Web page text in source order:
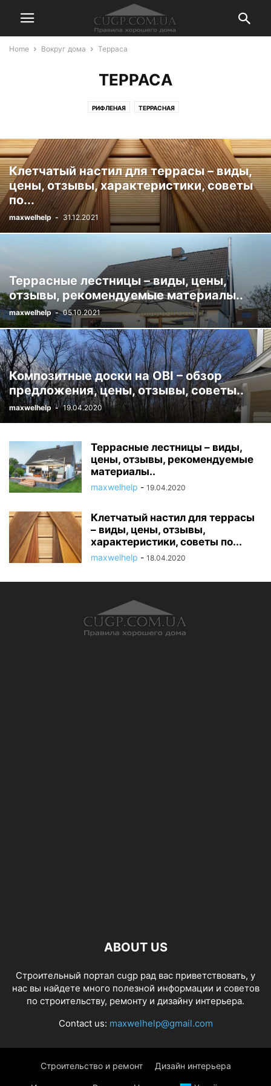
Home Вокруг дома Терраса
ТЕРРАСА
РИФЛЕНАЯ ТЕРРАСНАЯ
Клетчатый настил для террасы – виды,
цены, отзывы, характеристики, советы
по...
maxwelhelp - 31.12.2021
Террасные лестницы – виды, цены,
отзывы, рекомендуемые материалы..
maxwelhelp - 05.10.2021
Композитные доски на OBI – обзор
предложения, цены, отзывы, советы..
maxwelhelp - 19.04.2020
Террасные лестницы – виды,
цены, отзывы, рекомендуемые
материалы..
maxwelhelp - 19.04.2020
Клетчатый настил для террасы
– виды, цены, отзывы,
характеристики, советы по...
maxwelhelp - 18.04.2020
ABOUT US
Строительный портал cugp рад вас приветствовать, у
нас вы найдете много полезной информации и советов
по строительству, ремонту и дизайну интерьера.
Contact us: maxwelhelp@gmail.com
Строительство и ремонт Дизайн интерьера